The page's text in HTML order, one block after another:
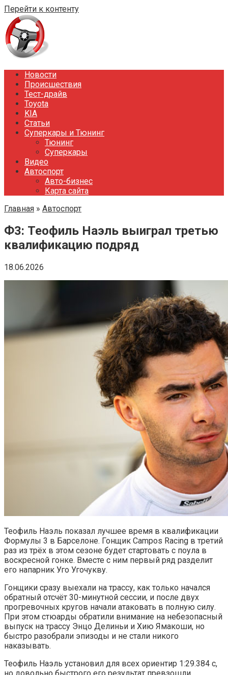
Перейти к контенту
Новости
Происшествия
Тест-драйв
Toyota
KIA
Статьи
Суперкары и Тюнинг
Тюнинг
Суперкары
Видео
Автоспорт
Авто-бизнес
Карта сайта
Главная » Автоспорт
Ф3: Теофиль Наэль выиграл третью
квалификацию подряд
18.06.2026
Теофиль Наэль показал лучшее время в квалификации
Формулы 3 в Барселоне. Гонщик Campos Racing в третий
раз из трёх в этом сезоне будет стартовать с поула в
воскресной гонке. Вместе с ним первый ряд разделит
его напарник Уго Угочукву.
Гонщики сразу выехали на трассу, как только начался
обратный отсчёт 30-минутной сессии, и после двух
прогревочных кругов начали атаковать в полную силу.
При этом стюарды обратили внимание на небезопасный
выпуск на трассу Энцо Делиньи и Хию Ямакоши, но
быстро разобрали эпизоды и не стали никого
наказывать.
Теофиль Наэль установил для всех ориентир 1:29.384 с,